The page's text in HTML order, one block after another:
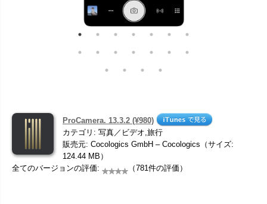
ProCamera. 13.3.2 (¥980)
カテゴリ: 写真／ビデオ,旅行
販売元: Cocologics GmbH – Cocologics（サイズ:
124.44 MB）
全てのバージョンの評価:
（781件の評価）